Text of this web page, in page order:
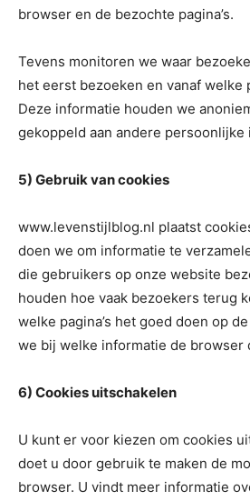
browser en de bezochte pagina’s.
Tevens monitoren we waar
het eerst bezoeken en vanaf welke
Deze informatie houden we
gekoppeld aan andere persoonlijke
5) Gebruik van cookies
www.levenstijlblog.nl plaatst
doen we om informatie te
die gebruikers op onze website
houden hoe vaak bezoekers terug
welke pagina’s het goed doen op
we bij welke informatie de browser
6) Cookies uitschakelen
U kunt er voor kiezen om cookies
doet u door gebruik te maken de
browser. U vindt meer informatie